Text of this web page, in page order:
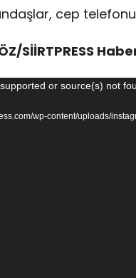
cep
SİİRTPRESS
or source(s) not
wp-content/uploads/